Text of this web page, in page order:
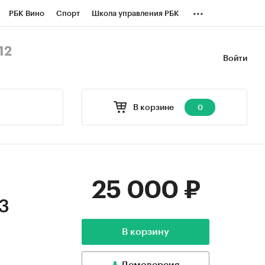
РБК Вино Спорт Школа управления РБК ...
Войти
В корзине 0
25 000 ₽
В корзину